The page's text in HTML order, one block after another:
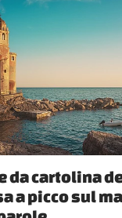
da cartolina
a picco sul